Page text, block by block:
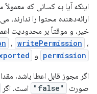
اینکه آیا به کسانی که
ارائه‌دهنده محتوا را ندارند،
خیر، و موقتاً بر محدودیت
، writePermission ،
permission و
اگر مجوز قابل اعطا باشد،
صورت
"false" است. اگر